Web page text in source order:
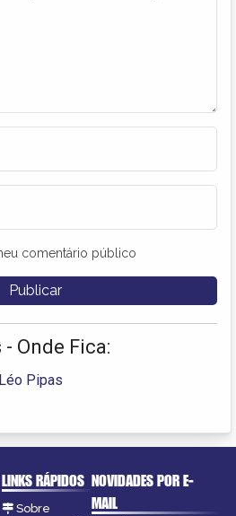
comentário público
Onde Fica:
Léo Pipas
LINKS RÁPIDOS
Sobre
NOVIDADES POR E-
MAIL